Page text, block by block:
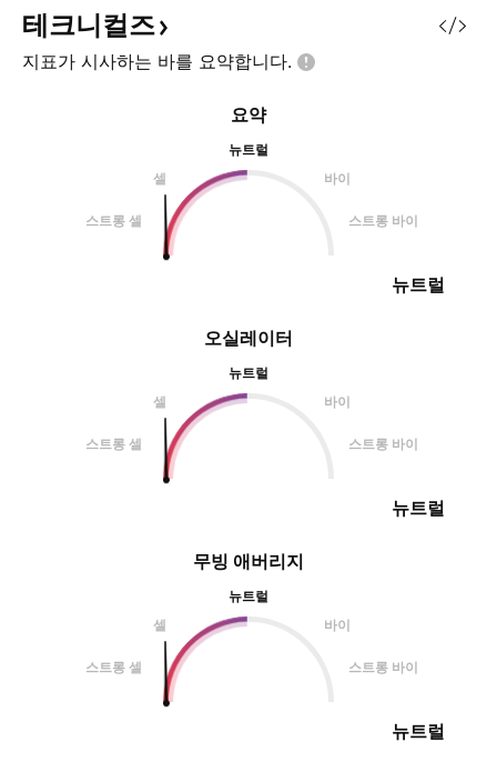
테크니컬즈
지표가 시사하는 바를 요약합니다.
오실레이터
뉴트럴
셀
바이
스트롱 셀 스트롱 바이
뉴트럴
요약
뉴트럴
셀
바이
스트롱 셀 스트롱 바이
뉴트럴
무빙 애버리지
뉴트럴
셀
바이
스트롱 셀 스트롱 바이
뉴트럴